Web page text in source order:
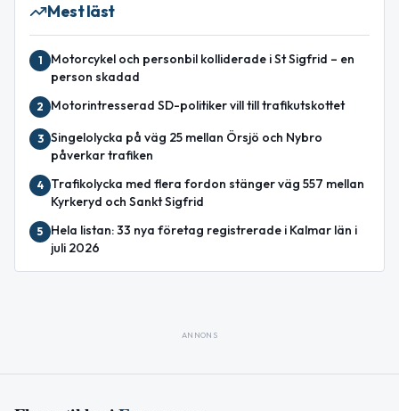
Mest läst
1
Motorcykel och personbil kolliderade i St Sigfrid – en
person skadad
2 Motorintresserad SD-politiker vill till trafikutskottet
3 Singelolycka på väg 25 mellan Örsjö och Nybro
påverkar trafiken
4
Trafikolycka med flera fordon stänger väg 557 mellan
Kyrkeryd och Sankt Sigfrid
5
Hela listan: 33 nya företag registrerade i Kalmar län i
juli 2026
ANNONS